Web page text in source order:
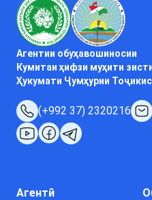
Агентии обуҳавошиносии
Кумитаи ҳифзи муҳити
Ҳукумати Ҷумҳурии
(+992 37) 2320216
Агентӣ